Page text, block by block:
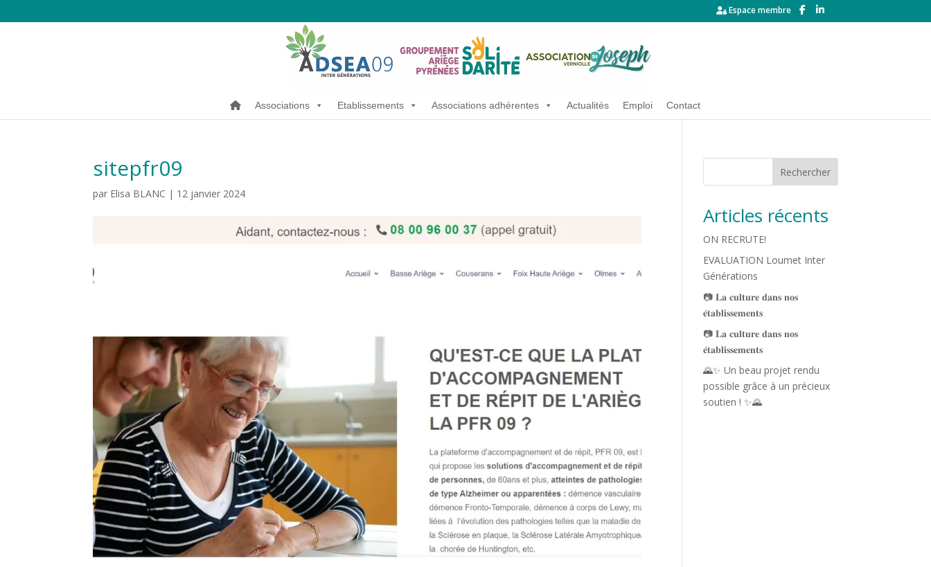
Espace membre
Associations Etablissements Associations adhérentes Actualités Emploi Contact
sitepfr09
par Elisa BLANC | 12 janvier 2024
Rechercher
Articles récents
ON RECRUTE!
EVALUATION Loumet Inter
Générations
📷 𝐋𝐚 𝐜𝐮𝐥𝐭𝐮𝐫𝐞 𝐝𝐚𝐧𝐬 𝐧𝐨𝐬
𝐞́𝐭𝐚𝐛𝐥𝐢𝐬𝐬𝐞𝐦𝐞𝐧𝐭𝐬
📷 𝐋𝐚 𝐜𝐮𝐥𝐭𝐮𝐫𝐞 𝐝𝐚𝐧𝐬 𝐧𝐨𝐬
𝐞́𝐭𝐚𝐛𝐥𝐢𝐬𝐬𝐞𝐦𝐞𝐧𝐭𝐬
🌄✨ Un beau projet rendu
possible grâce à un précieux
soutien ! ✨🌄